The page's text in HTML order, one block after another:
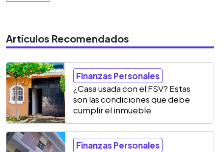
Artículos Recomendados
Finanzas Personales
¿Casa usada con el FSV? Estas
son las condiciones que debe
cumplir el inmueble
Finanzas Personales